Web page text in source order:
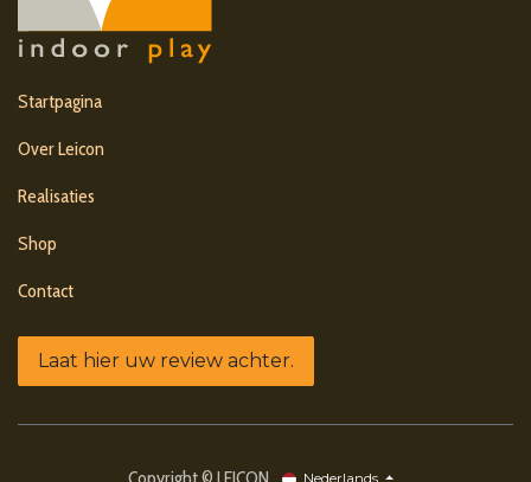
Startpagina
Over Leicon
Realisaties
Shop
Contact
Laat hier uw review achter.
Nederlands